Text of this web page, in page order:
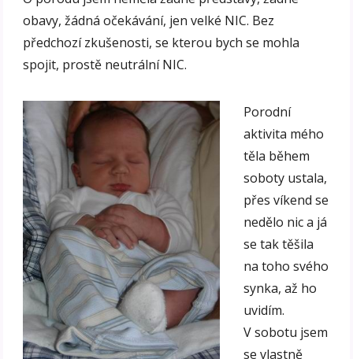
obavy, žádná očekávání, jen velké NIC. Bez
předchozí zkušenosti, se kterou bych se mohla
spojit, prostě neutrální NIC.
Porodní
aktivita mého
těla během
soboty ustala,
přes víkend se
nedělo nic a já
se tak těšila
na toho svého
synka, až ho
uvidím.
V sobotu jsem
se vlastně